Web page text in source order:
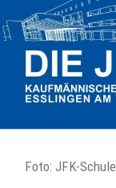
Foto: JFK-Schule